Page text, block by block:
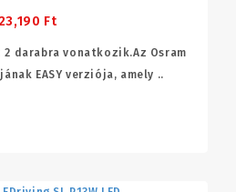
23,190 Ft
darabra vonatkozik.Az Osram
EASY verziója, amely ..